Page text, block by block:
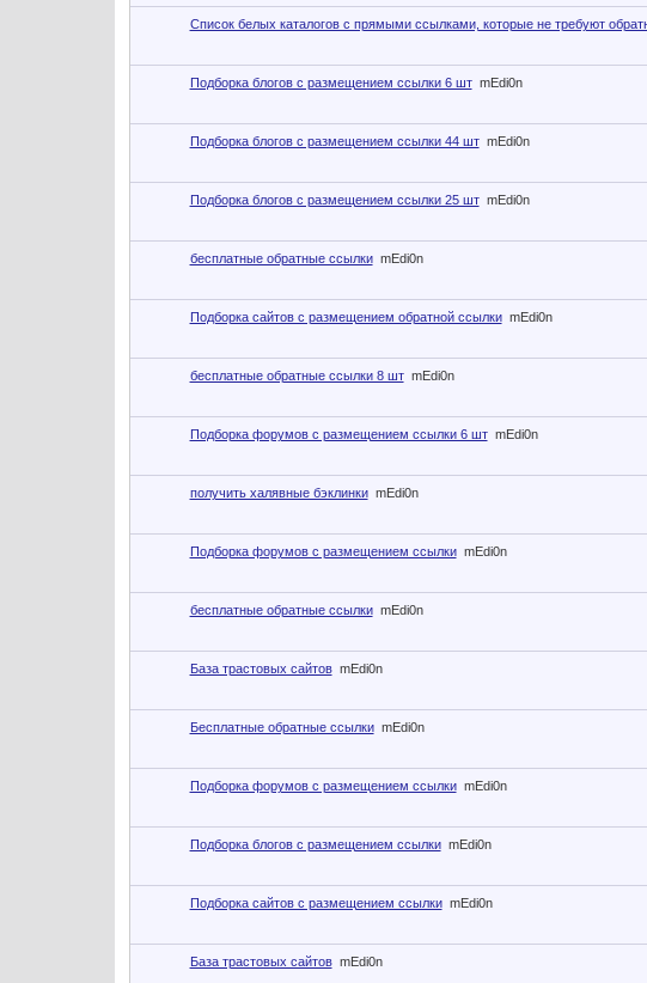
Список белых каталогов с прямыми ссылками, которые не требуют
Подборка блогов с размещением ссылки 6 шт mEdi0n
Подборка блогов с размещением ссылки 44 шт mEdi0n
Подборка блогов с размещением ссылки 25 шт mEdi0n
бесплатные обратные ссылки mEdi0n
Подборка сайтов с размещением обратной ссылки mEdi0n
бесплатные обратные ссылки 8 шт mEdi0n
Подборка форумов с размещением ссылки 6 шт mEdi0n
получить халявные бэклинки mEdi0n
Подборка форумов с размещением ссылки mEdi0n
бесплатные обратные ссылки mEdi0n
База трастовых сайтов mEdi0n
Бесплатные обратные ссылки mEdi0n
Подборка форумов с размещением ссылки mEdi0n
Подборка блогов с размещением ссылки mEdi0n
Подборка сайтов с размещением ссылки mEdi0n
База трастовых сайтов mEdi0n